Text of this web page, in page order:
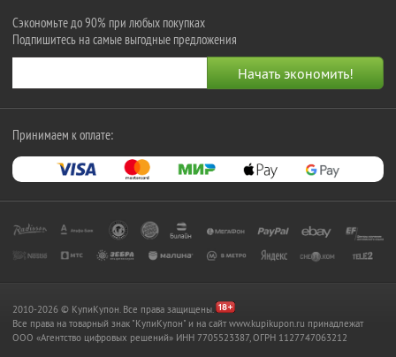
Сэкономьте до 90% при любых покупках
Подпишитесь на самые выгодные предложения
Принимаем к оплате:
2010-2026 © КупиКупон. Все права защищены.
Все права на товарный знак "КупиКупон" и на сайт www.kupikupon.ru принадлежат
OOO «Агентство цифровых решений» ИНН 7705523387, ОГРН 1127747063212